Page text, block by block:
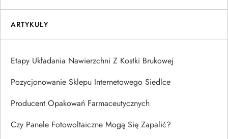
ARTYKUŁY
Etapy Układania Nawierzchni Z Kostki Brukowej
Pozycjonowanie Sklepu Internetowego Siedlce
Producent Opakowań Farmaceutycznych
Czy Panele Fotowoltaiczne Mogą Się Zapalić?